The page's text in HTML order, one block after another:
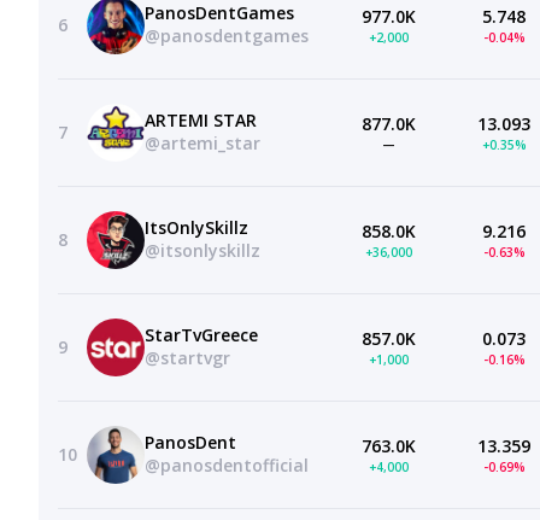
6
PanosDentGames
@panosdentgames
977.0K
+2,000
5.748
-0.04%
7
ARTEMI STAR
@artemi_star
877.0K
—
13.093
+0.35%
8
ItsOnlySkillz
@itsonlyskillz
858.0K
+36,000
9.216
-0.63%
9
StarTvGreece
@startvgr
857.0K
+1,000
0.073
-0.16%
10
PanosDent
@panosdentofficial
763.0K
+4,000
13.359
-0.69%